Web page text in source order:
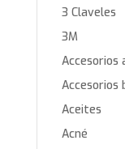
3 Claveles
3M
Accesorios
Accesorios
Aceites
Acné